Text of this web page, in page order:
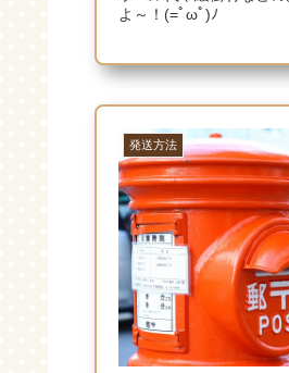
よ～！(=ﾟωﾟ)ﾉ
発送方法